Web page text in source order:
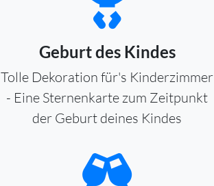
Geburt des Kindes
Tolle Dekoration für's Kinderzimmer
- Eine Sternenkarte zum Zeitpunkt
der Geburt deines Kindes